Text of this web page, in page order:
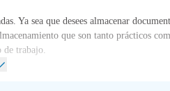
Ya sea que desees almacenar
que son tanto prácticos
de trabajo.